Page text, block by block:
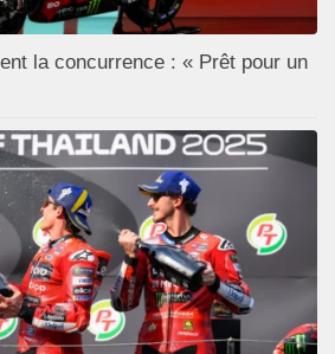
la concurrence : « Prêt pour un